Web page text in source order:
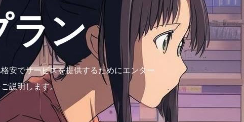
ラン
安でサービスを提供するためにエンター
説明します。